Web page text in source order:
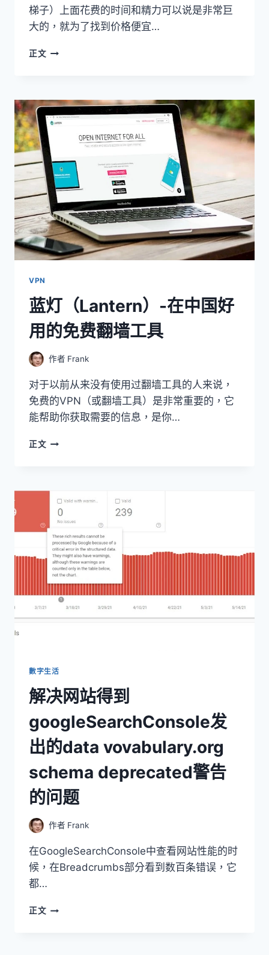
梯子）上面花费的时间和精力可以说是非常巨
大的，就为了找到价格便宜…
正文哪
用？
VPN
蓝灯（Lantern）-在中国好
用的免费翻墙工具
作者 Frank
对于以前从来没有使用过翻墙工具的人来说，
免费的VPN（或翻墙工具）是非常重要的，它
能帮助你获取需要的信息，是你…
正文蓝
中
用
的
免
费
墙
工
具
數字生活
解决网站得到
googleSearchConsole发
出的data vovabulary.org
schema deprecated警告
的问题
作者 Frank
在GoogleSearchConsole中查看网站性能的时
候，在Breadcrumbs部分看到数百条错误，它
都…
正文解